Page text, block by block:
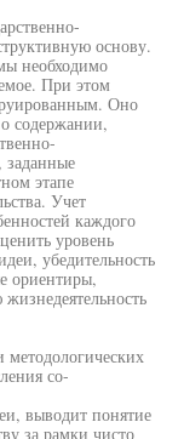
основу.
необходимо
При этом
Оно
содержании,
заданные
этапе
Учет
каждого
уровень
убедительность
ориентиры,
со-
выводит понятие
за рамки чисто